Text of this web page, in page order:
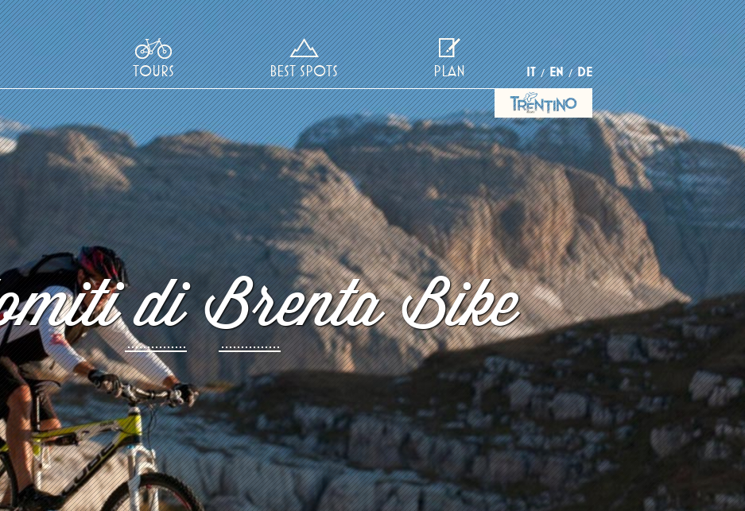
IT EN DE
TOURS BEST SPOTS PLAN
di Brenta Bike